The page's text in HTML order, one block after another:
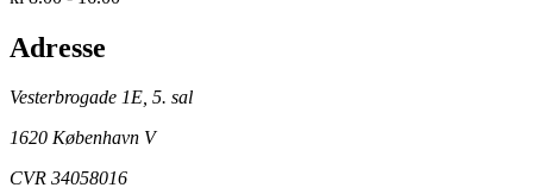
Adresse
Vesterbrogade 1E, 5. sal
1620 København V
CVR 34058016